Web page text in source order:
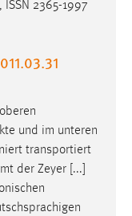
2365-1997
und im unteren
transportiert
der Zeyer [...]